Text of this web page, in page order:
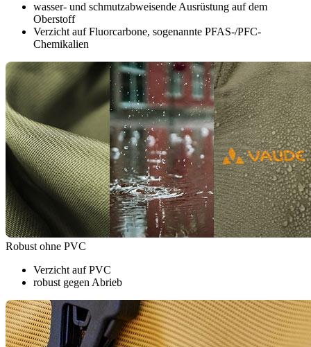
wasser- und schmutzabweisende Ausrüstung auf dem
Oberstoff
Verzicht auf Fluorcarbone, sogenannte PFAS-/PFC-
Chemikalien
Robust ohne PVC
Verzicht auf PVC
robust gegen Abrieb